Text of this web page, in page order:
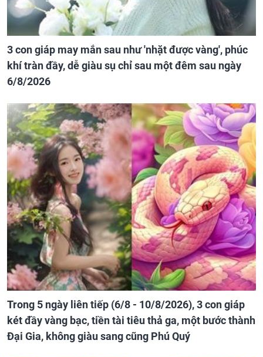
3 con giáp may mắn sau như 'nhặt được vàng', phúc
khí tràn đầy, dễ giàu sụ chỉ sau một đêm sau ngày
6/8/2026
Trong 5 ngày liên tiếp (6/8 - 10/8/2026), 3 con giáp
két đầy vàng bạc, tiền tài tiêu thả ga, một bước thành
Đại Gia, không giàu sang cũng Phú Quý